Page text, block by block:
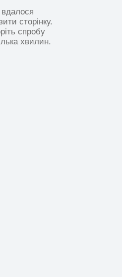
сторінку.
спробу
хвилин.